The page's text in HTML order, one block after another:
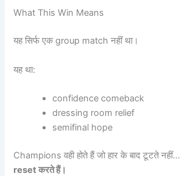
What This Win Means
यह सिर्फ एक group match नहीं था।
यह था:
confidence comeback
dressing room relief
semifinal hope
Champions वही होते हैं जो हार के बाद टूटते नहीं…
reset करते हैं।